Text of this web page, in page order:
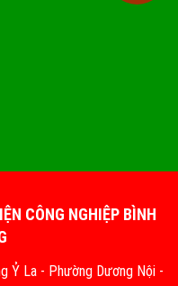
CÔNG NGHIỆP BÌNH
Ỷ La - Phường Dương Nội -